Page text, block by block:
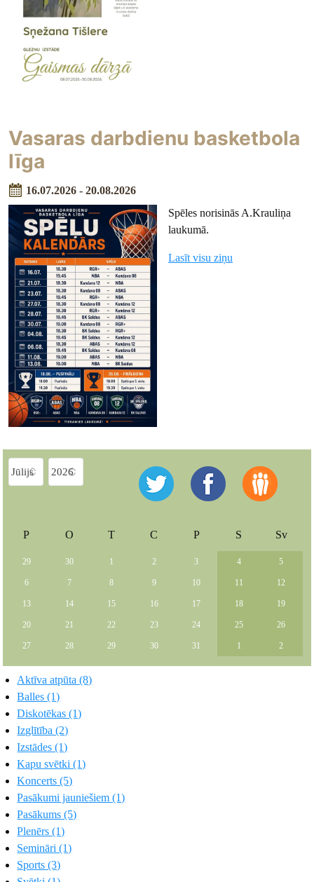
Vasaras darbdienu basketbola
līga
16.07.2026 - 20.08.2026
Spēles norisinās A.Krauliņa
laukumā.
Lasīt visu ziņu
P O T C P S Sv
29 30 1 2 3 4 5
6 7 8 9 10 11 12
13 14 15 16 17 18 19
20 21 22 23 24 25 26
27 28 29 30 31 1 2
Aktīva atpūta (8)
Balles (1)
Diskotēkas (1)
Izglītība (2)
Izstādes (1)
Kapu svētki (1)
Koncerts (5)
Pasākumi jauniešiem (1)
Pasākums (5)
Plenērs (1)
Semināri (1)
Sports (3)